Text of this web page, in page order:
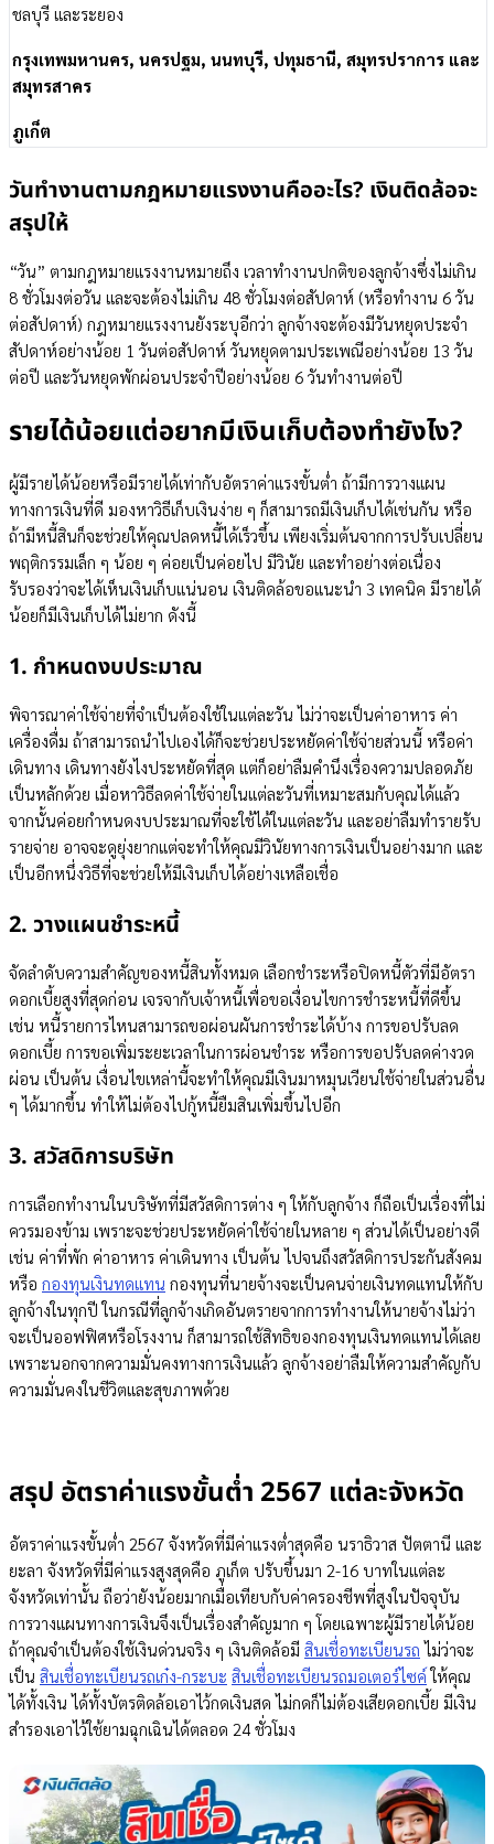
ชลบุรี และระยอง
กรุงเทพมหานคร, นครปฐม, นนทบุรี, ปทุมธานี, สมุทรปราการ และ
สมุทรสาคร
ภูเก็ต
วันทำงานตามกฎหมายแรงงานคืออะไร? เงินติดล้อจะ
สรุปให้
“วัน” ตามกฎหมายแรงงานหมายถึง เวลาทำงานปกติของลูกจ้างซึ่งไม่เกิน
8 ชั่วโมงต่อวัน และจะต้องไม่เกิน 48 ชั่วโมงต่อสัปดาห์ (หรือทำงาน 6 วัน
ต่อสัปดาห์) กฎหมายแรงงานยังระบุอีกว่า ลูกจ้างจะต้องมีวันหยุดประจำ
สัปดาห์อย่างน้อย 1 วันต่อสัปดาห์ วันหยุดตามประเพณีอย่างน้อย 13 วัน
ต่อปี และวันหยุดพักผ่อนประจำปีอย่างน้อย 6 วันทำงานต่อปี
รายได้น้อยแต่อยากมีเงินเก็บต้องทำยังไง?
ผู้มีรายได้น้อยหรือมีรายได้เท่ากับอัตราค่าแรงขั้นต่ำ ถ้ามีการวางแผน
ทางการเงินที่ดี มองหาวิธีเก็บเงินง่าย ๆ ก็สามารถมีเงินเก็บได้เช่นกัน หรือ
ถ้ามีหนี้สินก็จะช่วยให้คุณปลดหนี้ได้เร็วขึ้น เพียงเริ่มต้นจากการปรับเปลี่ยน
พฤติกรรมเล็ก ๆ น้อย ๆ ค่อยเป็นค่อยไป มีวินัย และทำอย่างต่อเนื่อง
รับรองว่าจะได้เห็นเงินเก็บแน่นอน เงินติดล้อขอแนะนำ 3 เทคนิค มีรายได้
น้อยก็มีเงินเก็บได้ไม่ยาก ดังนี้
1. กำหนดงบประมาณ
พิจารณาค่าใช้จ่ายที่จำเป็นต้องใช้ในแต่ละวัน ไม่ว่าจะเป็นค่าอาหาร ค่า
เครื่องดื่ม ถ้าสามารถนำไปเองได้ก็จะช่วยประหยัดค่าใช้จ่ายส่วนนี้ หรือค่า
เดินทาง เดินทางยังไงประหยัดที่สุด แต่ก็อย่าลืมคำนึงเรื่องความปลอดภัย
เป็นหลักด้วย เมื่อหาวิธีลดค่าใช้จ่ายในแต่ละวันที่เหมาะสมกับคุณได้แล้ว
จากนั้นค่อยกำหนดงบประมาณที่จะใช้ได้ในแต่ละวัน และอย่าลืมทำรายรับ
รายจ่าย อาจจะดูยุ่งยากแต่จะทำให้คุณมีวินัยทางการเงินเป็นอย่างมาก และ
เป็นอีกหนึ่งวิธีที่จะช่วยให้มีเงินเก็บได้อย่างเหลือเชื่อ
2. วางแผนชำระหนี้
จัดลำดับความสำคัญของหนี้สินทั้งหมด เลือกชำระหรือปิดหนี้ตัวที่มีอัตรา
ดอกเบี้ยสูงที่สุดก่อน เจรจากับเจ้าหนี้เพื่อขอเงื่อนไขการชำระหนี้ที่ดีขึ้น
เช่น หนี้รายการไหนสามารถขอผ่อนผันการชำระได้บ้าง การขอปรับลด
ดอกเบี้ย การขอเพิ่มระยะเวลาในการผ่อนชำระ หรือการขอปรับลดค่างวด
ผ่อน เป็นต้น เงื่อนไขเหล่านี้จะทำให้คุณมีเงินมาหมุนเวียนใช้จ่ายในส่วนอื่น
ๆ ได้มากขึ้น ทำให้ไม่ต้องไปกู้หนี้ยืมสินเพิ่มขึ้นไปอีก
3. สวัสดิการบริษัท
การเลือกทำงานในบริษัทที่มีสวัสดิการต่าง ๆ ให้กับลูกจ้าง ก็ถือเป็นเรื่องที่ไม่
ควรมองข้าม เพราะจะช่วยประหยัดค่าใช้จ่ายในหลาย ๆ ส่วนได้เป็นอย่างดี
เช่น ค่าที่พัก ค่าอาหาร ค่าเดินทาง เป็นต้น ไปจนถึงสวัสดิการประกันสังคม
หรือ กองทุนเงินทดแทน กองทุนที่นายจ้างจะเป็นคนจ่ายเงินทดแทนให้กับ
ลูกจ้างในทุกปี ในกรณีที่ลูกจ้างเกิดอันตรายจากการทำงานให้นายจ้างไม่ว่า
จะเป็นออฟฟิศหรือโรงงาน ก็สามารถใช้สิทธิของกองทุนเงินทดแทนได้เลย
เพราะนอกจากความมั่นคงทางการเงินแล้ว ลูกจ้างอย่าลืมให้ความสำคัญกับ
ความมั่นคงในชีวิตและสุขภาพด้วย
สรุป อัตราค่าแรงขั้นต่ำ 2567 แต่ละจังหวัด
อัตราค่าแรงขั้นต่ำ 2567 จังหวัดที่มีค่าแรงต่ำสุดคือ นราธิวาส ปัตตานี และ
ยะลา จังหวัดที่มีค่าแรงสูงสุดคือ ภูเก็ต ปรับขึ้นมา 2-16 บาทในแต่ละ
จังหวัดเท่านั้น ถือว่ายังน้อยมากเมื่อเทียบกับค่าครองชีพที่สูงในปัจจุบัน
การวางแผนทางการเงินจึงเป็นเรื่องสำคัญมาก ๆ โดยเฉพาะผู้มีรายได้น้อย
ถ้าคุณจำเป็นต้องใช้เงินด่วนจริง ๆ เงินติดล้อมี สินเชื่อทะเบียนรถ ไม่ว่าจะ
เป็น สินเชื่อทะเบียนรถเก๋ง-กระบะ สินเชื่อทะเบียนรถมอเตอร์ไซค์ให้คุณ
ได้ทั้งเงิน ได้ทั้งบัตรติดล้อเอาไว้กดเงินสด ไม่กดก็ไม่ต้องเสียดอกเบี้ย มีเงิน
สำรองเอาไว้ใช้ยามฉุกเฉินได้ตลอด 24 ชั่วโมง